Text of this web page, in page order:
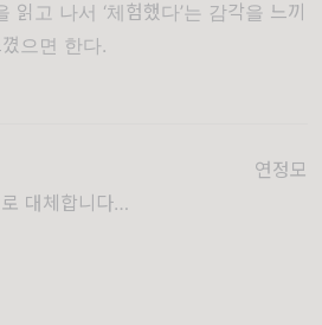
고 나서 ‘체험했다’는 감각을 느끼
으면 한다.
연정모
대체합니다…